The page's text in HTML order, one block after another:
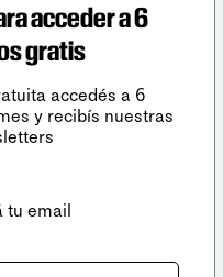
acceder a 6
gratis
accedés a 6
y recibís nuestras
tu email